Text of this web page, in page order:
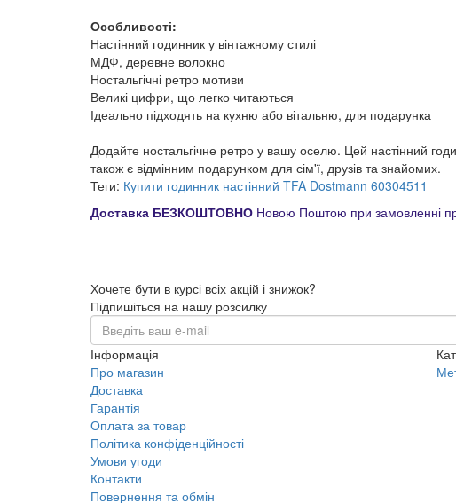
Особливості:
Настінний годинник у вінтажному стилі
МДФ, деревне волокно
Ностальгічні ретро мотиви
Великі цифри, що легко читаються
Ідеально підходять на кухню або вітальню, для подарунка
Додайте ностальгічне ретро у вашу оселю. Цей настінний
також є відмінним подарунком для сім'ї, друзів та знайомих.
Теги: Купити годинник настінний TFA Dostmann 60304511
Доставка БЕЗКОШТОВНО Новою Поштою при замовленні
Хочете бути в курсі всіх акцій і знижок?
Підпишіться на нашу розсилку
Інформація
Про магазин
Доставка
Гарантія
Оплата за товар
Політика конфіденційності
Умови угоди
Контакти
Повернення та обмін